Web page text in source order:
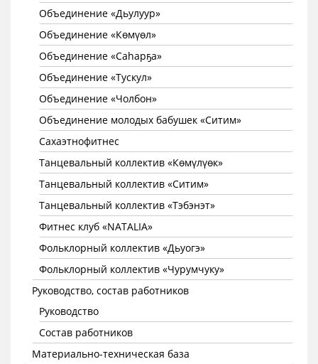
Объединение «Дьулуур»
Объединение «Көмүөл»
Объединение «Саhарҕа»
Объединение «Тускул»
Объединение «Чолбон»
Объединение молодых бабушек «Ситим»
Сахаэтнофитнес
Танцевальный коллектив «Көмүлүөк»
Танцевальный коллектив «Ситим»
Танцевальный коллектив «Тэбэнэт»
Фитнес клуб «NATALIA»
Фольклорный коллектив «Дьуогэ»
Фольклорный коллектив «Чурумчуку»
Руководство, состав работников
Руководство
Состав работников
Материально-техническая база